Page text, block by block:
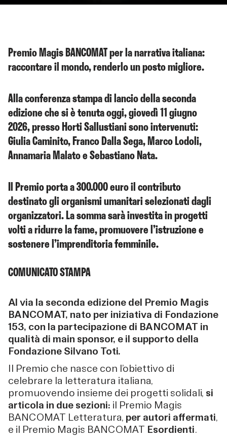
Premio Magis BANCOMAT per la narrativa italiana:
raccontare il mondo, renderlo un posto migliore.
Alla conferenza stampa di lancio della seconda
edizione che si è tenuta oggi, giovedì 11 giugno
2026, presso Horti Sallustiani sono intervenuti:
Giulia Caminito, Franco Dalla Sega, Marco Lodoli,
Annamaria Malato e Sebastiano Nata.
Il Premio porta a 300.000 euro il contributo
destinato gli organismi umanitari selezionati dagli
organizzatori. La somma sarà investita in progetti
volti a ridurre la fame, promuovere l’istruzione e
sostenere l’imprenditoria femminile.
COMUNICATO STAMPA
Al via la seconda edizione del Premio Magis
BANCOMAT, nato per iniziativa di Fondazione
153, con la partecipazione di BANCOMAT in
qualità di main sponsor, e il supporto della
Fondazione Silvano Toti.
Il Premio che nasce con l’obiettivo di
celebrare la letteratura italiana,
promuovendo insieme dei progetti solidali, si
articola in due sezioni: il Premio Magis
BANCOMAT Letteratura, per autori affermati,
e il Premio Magis BANCOMAT Esordienti.